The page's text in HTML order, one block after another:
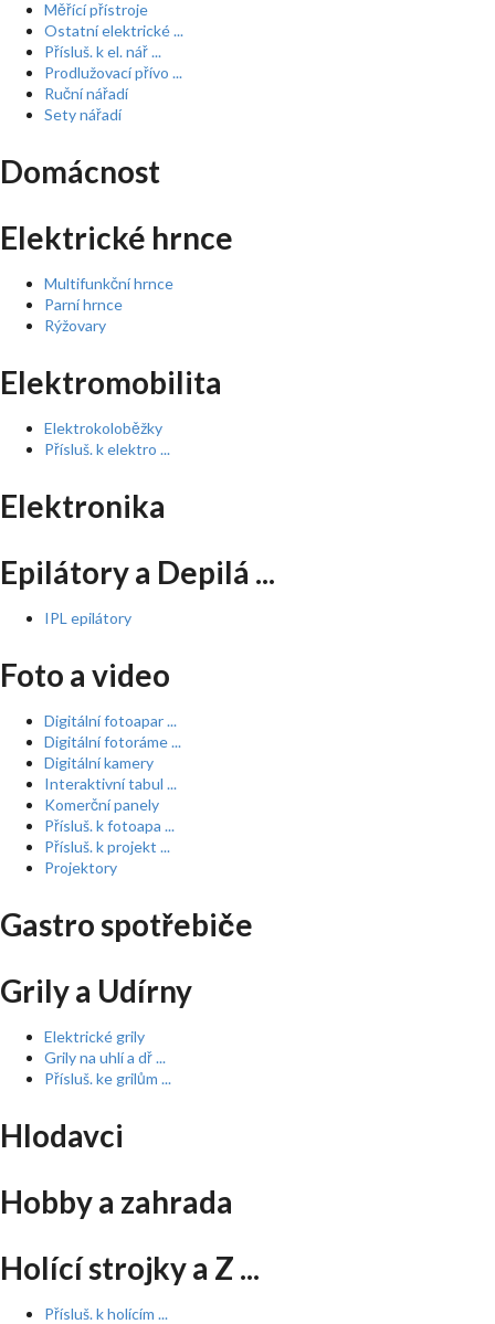
Měřící přístroje
Ostatní elektrické ...
Přísluš. k el. nář ...
Prodlužovací přívo ...
Ruční nářadí
Sety nářadí
Domácnost
Elektrické hrnce
Multifunkční hrnce
Parní hrnce
Rýžovary
Elektromobilita
Elektrokoloběžky
Přísluš. k elektro ...
Elektronika
Epilátory a Depilá ...
IPL epilátory
Foto a video
Digitální fotoapar ...
Digitální fotoráme ...
Digitální kamery
Interaktivní tabul ...
Komerční panely
Přísluš. k fotoapa ...
Přísluš. k projekt ...
Projektory
Gastro spotřebiče
Grily a Udírny
Elektrické grily
Grily na uhlí a dř ...
Přísluš. ke grilům ...
Hlodavci
Hobby a zahrada
Holící strojky a Z ...
Přísluš. k holícím ...